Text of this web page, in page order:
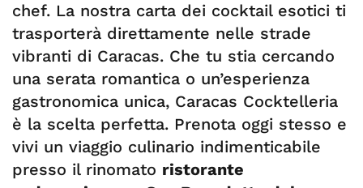
chef. La nostra carta dei cocktail esotici ti
trasporterà direttamente nelle strade
vibranti di Caracas. Che tu stia cercando
una serata romantica o un’esperienza
gastronomica unica, Caracas Cocktelleria
è la scelta perfetta. Prenota oggi stesso e
vivi un viaggio culinario indimenticabile
presso il rinomato ristorante